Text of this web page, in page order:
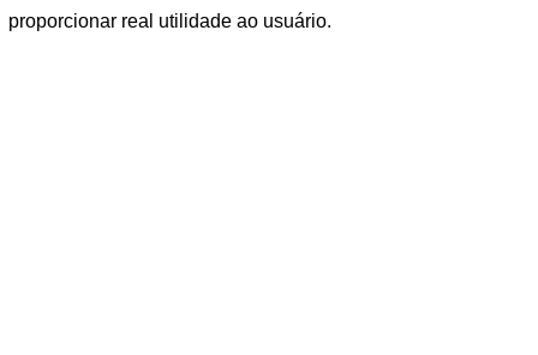
proporcionar real utilidade ao usuário.